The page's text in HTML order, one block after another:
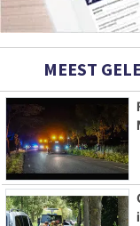
MEEST